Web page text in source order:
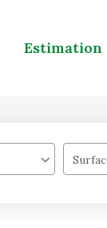
Estimation